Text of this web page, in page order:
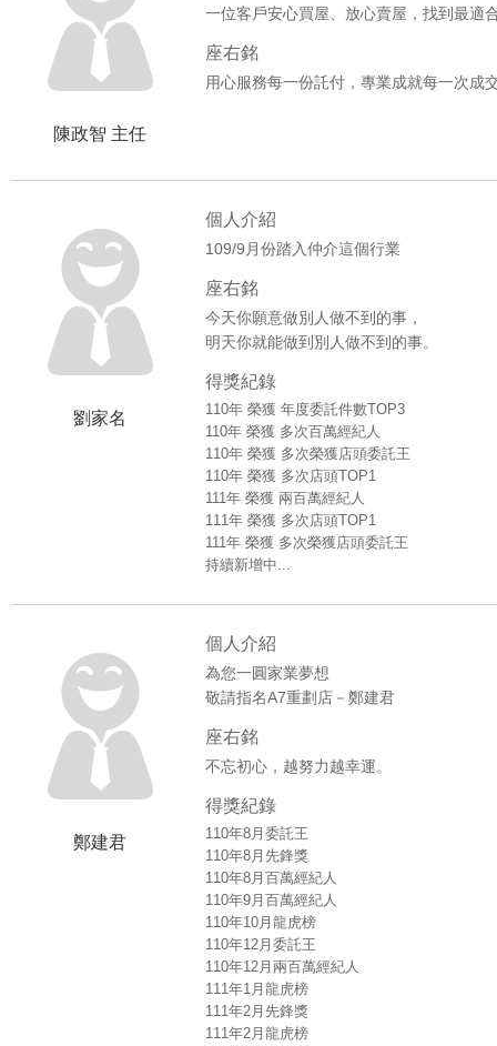
一位客戶安心買屋、放心賣屋，找到最適
座右銘
用心服務每一份託付，專業成就每一次成
陳政智 主任
個人介紹
109/9月份踏入仲介這個行業
座右銘
今天你願意做別人做不到的事，
明天你就能做到別人做不到的事。
得獎紀錄
110年 榮獲 年度委託件數TOP3
110年 榮獲 多次百萬經紀人
110年 榮獲 多次榮獲店頭委託王
110年 榮獲 多次店頭TOP1
111年 榮獲 兩百萬經紀人
111年 榮獲 多次店頭TOP1
111年 榮獲 多次榮獲店頭委託王
持續新增中...
劉家名
個人介紹
為您一圓家業夢想
敬請指名A7重劃店－鄭建君
座右銘
不忘初心，越努力越幸運。
得獎紀錄
110年8月委託王
110年8月先鋒獎
110年8月百萬經紀人
110年9月百萬經紀人
110年10月龍虎榜
110年12月委託王
110年12月兩百萬經紀人
111年1月龍虎榜
111年2月先鋒獎
111年2月龍虎榜
鄭建君